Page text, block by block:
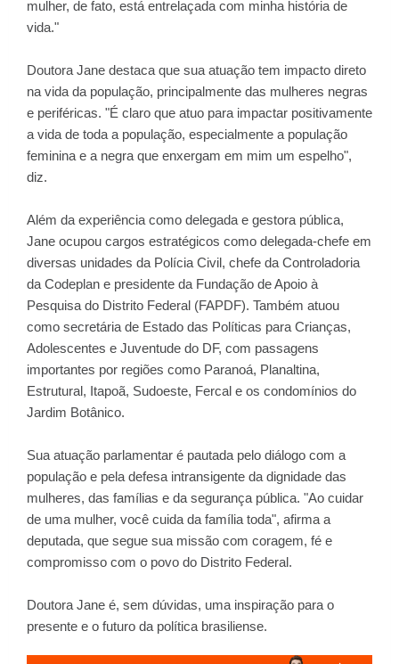
mulher, de fato, está entrelaçada com minha história de
vida."
Doutora Jane destaca que sua atuação tem impacto direto
na vida da população, principalmente das mulheres negras
e periféricas. "É claro que atuo para impactar positivamente
a vida de toda a população, especialmente a população
feminina e a negra que enxergam em mim um espelho",
diz.
Além da experiência como delegada e gestora pública,
Jane ocupou cargos estratégicos como delegada-chefe em
diversas unidades da Polícia Civil, chefe da Controladoria
da Codeplan e presidente da Fundação de Apoio à
Pesquisa do Distrito Federal (FAPDF). Também atuou
como secretária de Estado das Políticas para Crianças,
Adolescentes e Juventude do DF, com passagens
importantes por regiões como Paranoá, Planaltina,
Estrutural, Itapoã, Sudoeste, Fercal e os condomínios do
Jardim Botânico.
Sua atuação parlamentar é pautada pelo diálogo com a
população e pela defesa intransigente da dignidade das
mulheres, das famílias e da segurança pública. "Ao cuidar
de uma mulher, você cuida da família toda", afirma a
deputada, que segue sua missão com coragem, fé e
compromisso com o povo do Distrito Federal.
Doutora Jane é, sem dúvidas, uma inspiração para o
presente e o futuro da política brasiliense.